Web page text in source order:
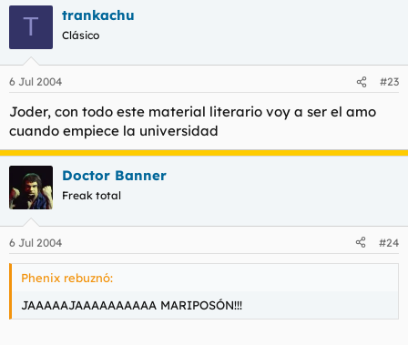
EN MI CULO TE CRECE.......
T trankachu
Clásico
6 Jul 2004 #23
Joder, con todo este material literario voy a ser el amo
cuando empiece la universidad
Doctor Banner
Freak total
6 Jul 2004 #24
Phenix rebuznó:
JAAAAAJAAAAAAAAAA MARIPOSÓN!!!